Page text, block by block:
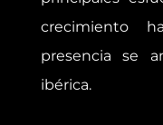
crecimiento
presencia se
ibérica.